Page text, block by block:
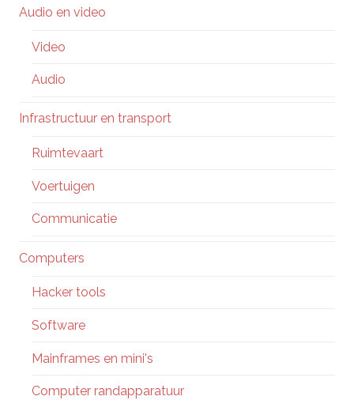
Audio en video
Video
Audio
Infrastructuur en transport
Ruimtevaart
Voertuigen
Communicatie
Computers
Hacker tools
Software
Mainframes en mini's
Computer randapparatuur